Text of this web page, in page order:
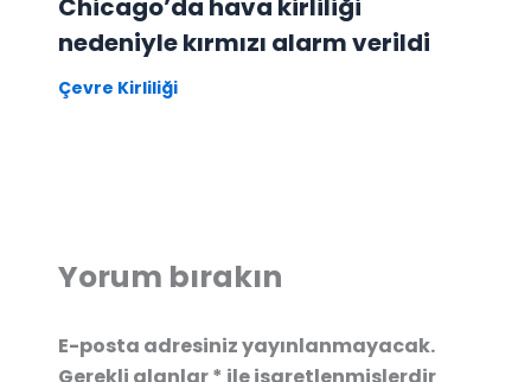
Chicago’da hava kirliliği
nedeniyle kırmızı alarm verildi
Çevre Kirliliği
Yorum bırakın
E-posta adresiniz yayınlanmayacak.
Gerekli alanlar* ile işaretlenmişlerdir